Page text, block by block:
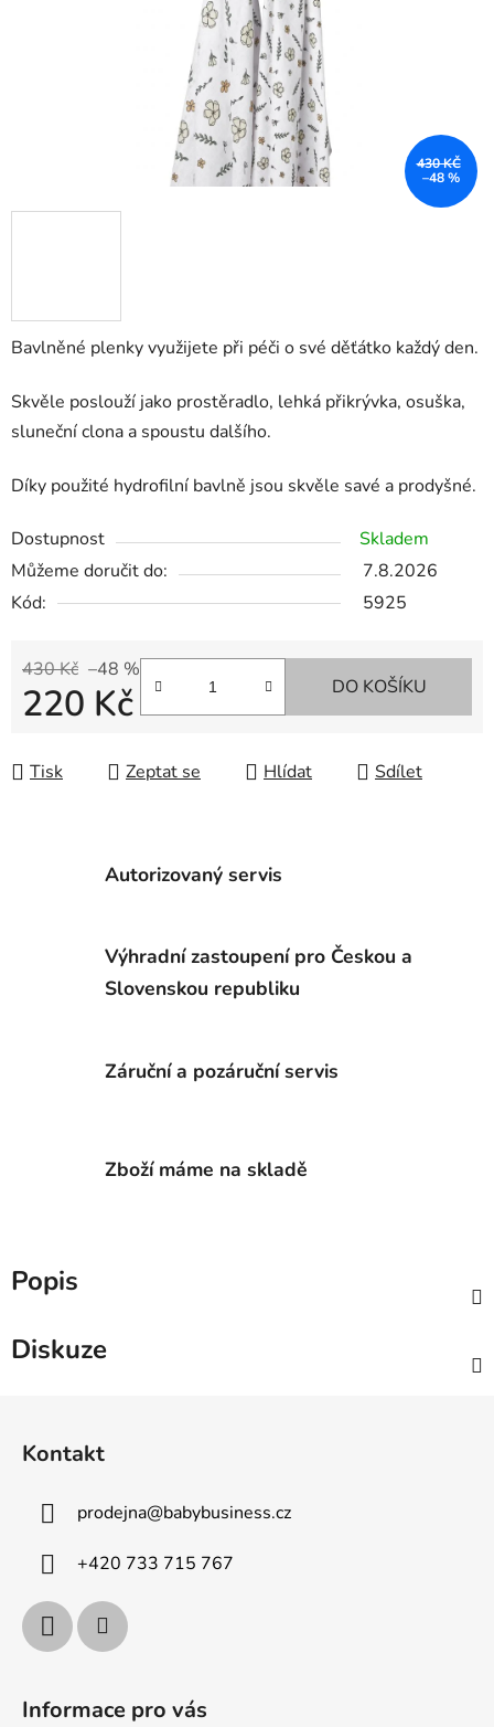
Bavlněné plenky využijete při péči o své děťátko každý den.
Skvěle poslouží jako prostěradlo, lehká přikrývka, osuška,
sluneční clona a spoustu dalšího.
Díky použité hydrofilní bavlně jsou skvěle savé a prodyšné.
Dostupnost
Skladem
Můžeme doručit do:
7.8.2026
Kód:
5925
430 Kč –48 %
220 Kč DO KOŠÍKU
Tisk Zeptat se Hlídat Sdílet
430 KČ
–48 %
Autorizovaný servis
Výhradní zastoupení pro Českou a
Slovenskou republiku
Záruční a pozáruční servis
Zboží máme na skladě
Popis
Diskuze
Kontakt
prodejna@babybusiness.cz
+420 733 715 767
Informace pro vás